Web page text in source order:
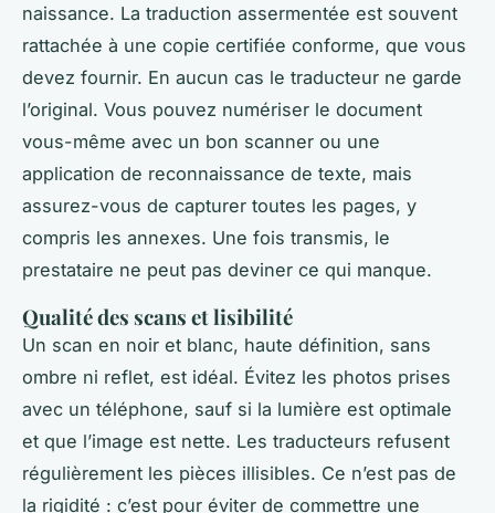
naissance. La traduction assermentée est souvent
rattachée à une copie certifiée conforme, que vous
devez fournir. En aucun cas le traducteur ne garde
l’original. Vous pouvez numériser le document
vous-même avec un bon scanner ou une
application de reconnaissance de texte, mais
assurez-vous de capturer toutes les pages, y
compris les annexes. Une fois transmis, le
prestataire ne peut pas deviner ce qui manque.
Qualité des scans et lisibilité
Un scan en noir et blanc, haute définition, sans
ombre ni reflet, est idéal. Évitez les photos prises
avec un téléphone, sauf si la lumière est optimale
et que l’image est nette. Les traducteurs refusent
régulièrement les pièces illisibles. Ce n’est pas de
la rigidité : c’est pour éviter de commettre une